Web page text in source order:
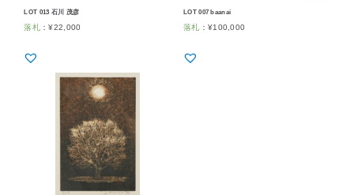
LOT 013 石川 茂彦
落札 ：¥22,000
LOT 007 baanai
落札 ： ¥100,000